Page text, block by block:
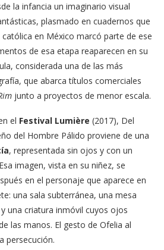
la infancia un imaginario visual
plasmado en cuadernos que
católica en México marcó parte de ese
de esa etapa reaparecen en su
considerada una de las más
que abarca títulos comerciales
junto a proyectos de menor escala.
el Festival Lumière (2017), Del
del Hombre Pálido proviene de una
, representada sin ojos y con un
imagen, vista en su niñez, se
en el personaje que aparece en
una sala subterránea, una mesa
una criatura inmóvil cuyos ojos
las manos. El gesto de Ofelia al
persecución.